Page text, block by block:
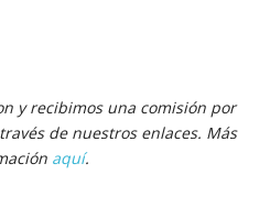
y recibimos una comisión por
de nuestros enlaces. Más
aquí.